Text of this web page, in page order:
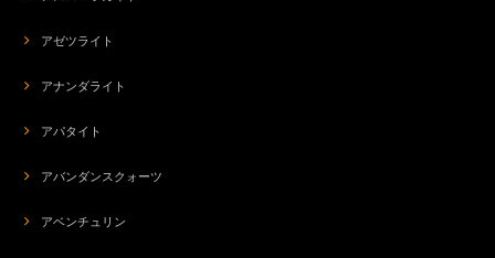
アゼツライト
アナンダライト
アパタイト
アバンダンスクォーツ
アベンチュリン